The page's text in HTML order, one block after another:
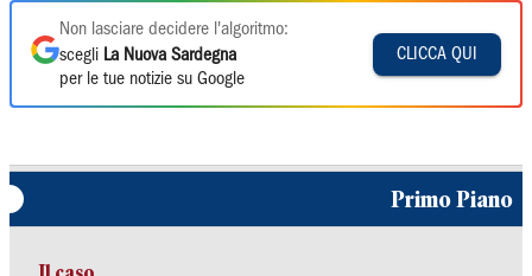
Non lasciare decidere l'algoritmo:
scegli La Nuova Sardegna
per le tue notizie su Google
CLICCA QUI
Primo Piano